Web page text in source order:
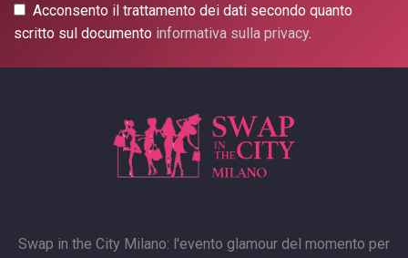
Acconsento il trattamento dei dati secondo quanto
scritto sul documento informativa sulla privacy.
Swap in the City Milano: l'evento glamour del momento per